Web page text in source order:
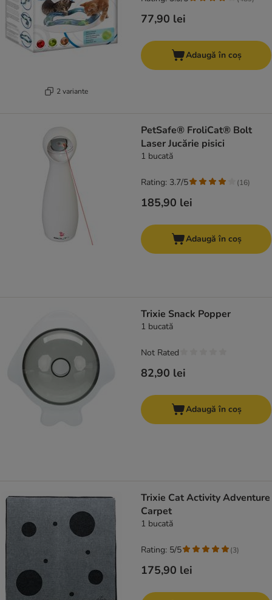
2 variante
77,90 lei
Adaugă în coș
PetSafe® FroliCat® Bolt
Laser Jucărie pisici
1 bucată
185,90 lei
Rating: 3.7/5 (16)
Adaugă în coș
Trixie Snack Popper
1 bucată
82,90 lei
Not Rated
Adaugă în coș
Trixie Cat Activity Adventure
Carpet
1 bucată
175,90 lei
Rating: 5/5 (3)